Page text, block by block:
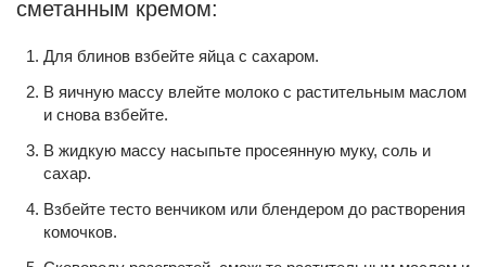
сметанным кремом:
Для блинов взбейте яйца с сахаром.
В яичную массу влейте молоко с растительным маслом
и снова взбейте.
В жидкую массу насыпьте просеянную муку, соль и
сахар.
Взбейте тесто венчиком или блендером до растворения
комочков.